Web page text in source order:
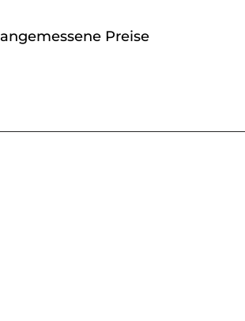
angemessene Preise